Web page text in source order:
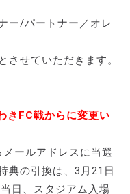
ー/パートナー／オレ
させていただきます。
きFC戦からに変更い
ールアドレスに当選
典の引換は、3月21日
日、スタジアム入場